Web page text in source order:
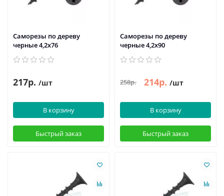
Саморезы по дереву
черные 4,2х76
217р. /шт
В корзину
Быстрый заказ
Саморезы по дереву
черные 4,2х90
258р. 214р. /шт
В корзину
Быстрый заказ